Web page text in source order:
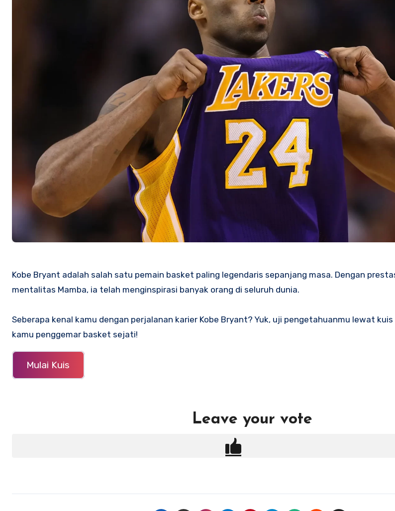
Kobe Bryant adalah salah satu pemain basket paling legendaris sepanjang masa. Dengan
mentalitas Mamba, ia telah menginspirasi banyak orang di seluruh dunia.
Seberapa kenal kamu dengan perjalanan karier Kobe Bryant? Yuk, uji pengetahuanmu lewat
kamu penggemar basket sejati!
Mulai Kuis
Leave your vote